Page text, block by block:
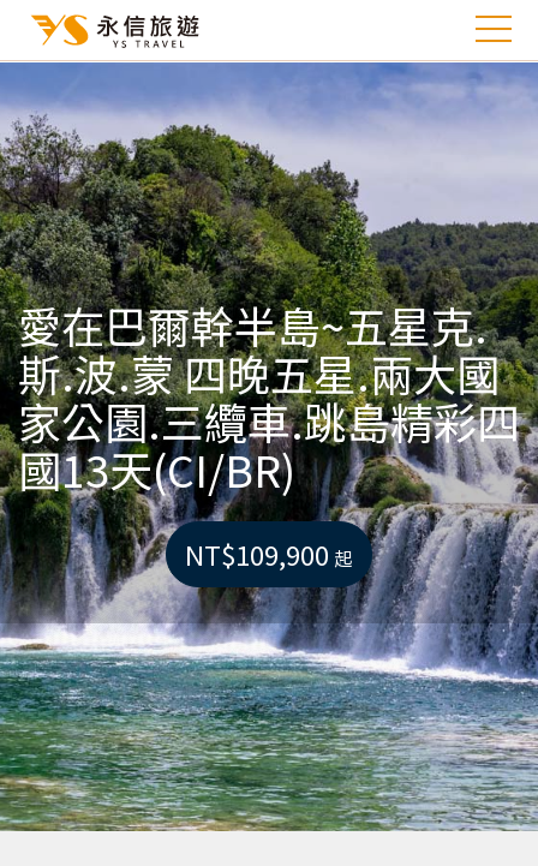
愛在巴爾幹半島~五星克.
斯.波.蒙 四晚五星.兩大國
家公園.三纜車.跳島精彩四
國13天(CI/BR)
NT$109,900 起